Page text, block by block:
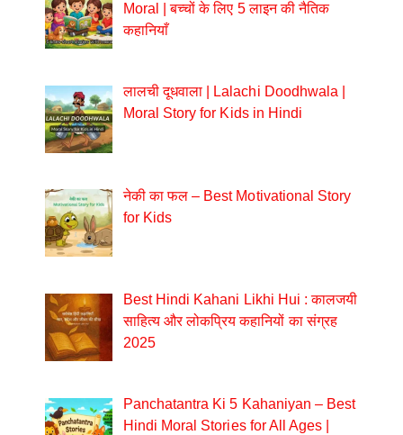
Moral | बच्चों के लिए 5 लाइन की नैतिक
कहानियाँ
लालची दूधवाला | Lalachi Doodhwala |
Moral Story for Kids in Hindi
नेकी का फल – Best Motivational Story
for Kids
Best Hindi Kahani Likhi Hui : कालजयी
साहित्य और लोकप्रिय कहानियों का संग्रह
2025
Panchatantra Ki 5 Kahaniyan – Best
Hindi Moral Stories for All Ages |